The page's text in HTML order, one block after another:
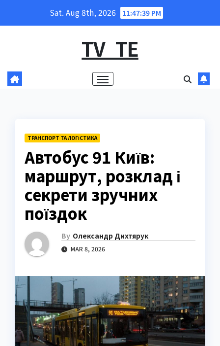
Sat. Aug 8th, 2026 11:47:40 PM
TV_TE
ТРАНСПОРТ ТА ЛОГІСТИКА
Автобус 91 Київ:
маршрут, розклад і
секрети зручних
поїздок
By Олександр Дихтярук
MAR 8, 2026